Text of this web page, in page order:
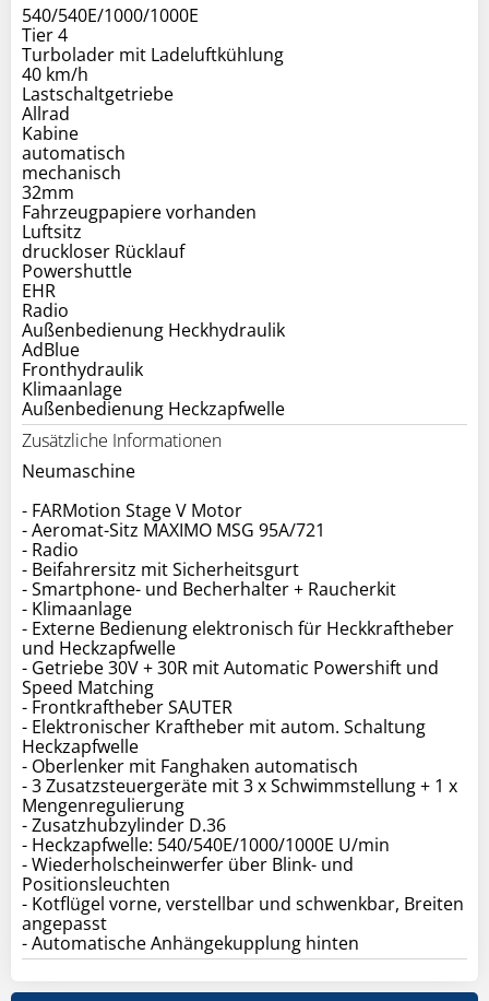
540/540E/1000/1000E
Tier 4
Turbolader mit Ladeluftkühlung
40 km/h
Lastschaltgetriebe
Allrad
Kabine
automatisch
mechanisch
32mm
Fahrzeugpapiere vorhanden
Luftsitz
druckloser Rücklauf
Powershuttle
EHR
Radio
Außenbedienung Heckhydraulik
AdBlue
Fronthydraulik
Klimaanlage
Zusätzliche Informationen
Neumaschine
- FARMotion Stage V Motor
- Aeromat-Sitz MAXIMO MSG 95A/721
- Radio
- Beifahrersitz mit Sicherheitsgurt
- Smartphone- und Becherhalter + Raucherkit
- Klimaanlage
- Externe Bedienung elektronisch für Heckkraftheber
und Heckzapfwelle
- Getriebe 30V + 30R mit Automatic Powershift und
Speed Matching
- Frontkraftheber SAUTER
- Elektronischer Kraftheber mit autom. Schaltung
Heckzapfwelle
- Oberlenker mit Fanghaken automatisch
- 3 Zusatzsteuergeräte mit 3 x Schwimmstellung + 1 x
Mengenregulierung
- Zusatzhubzylinder D.36
- Heckzapfwelle: 540/540E/1000/1000E U/min
- Wiederholscheinwerfer über Blink- und
Positionsleuchten
- Kotflügel vorne, verstellbar und schwenkbar, Breiten
angepasst
- Automatische Anhängekupplung hinten